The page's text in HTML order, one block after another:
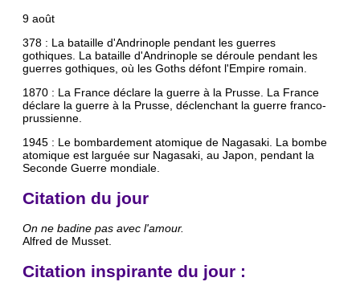
9 août
378 : La bataille d'Andrinople pendant les guerres
gothiques. La bataille d'Andrinople se déroule pendant les
guerres gothiques, où les Goths défont l'Empire romain.
1870 : La France déclare la guerre à la Prusse. La France
déclare la guerre à la Prusse, déclenchant la guerre franco-
prussienne.
1945 : Le bombardement atomique de Nagasaki. La bombe
atomique est larguée sur Nagasaki, au Japon, pendant la
Seconde Guerre mondiale.
Citation du jour
On ne badine pas avec l'amour.
Alfred de Musset.
Citation inspirante du jour :